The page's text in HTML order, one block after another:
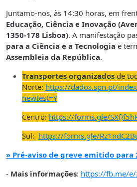
Juntamo-nos, às 14:30 horas, em
Educação, Ciência e Inovação
1350-178 Lisboa). A manifestação
para a Ciência e a Tecnologia e
Assembleia da República.
Transportes organizados de
Norte: https://dados.spn.pt/
newtest=Y
Centro: https://forms.gle/
Sul: https://forms.gle/
» Pré-aviso de greve emitido para
- Mais informações: https://fb.me/e/